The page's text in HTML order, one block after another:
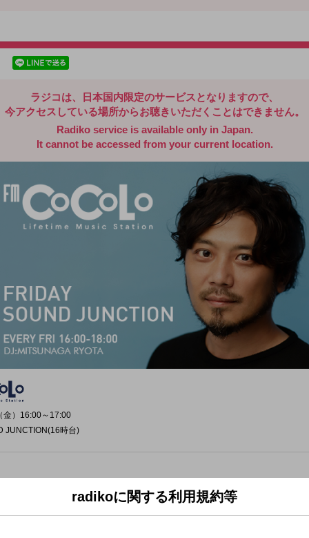
ラジコは、日本国内限定のサービスとなりますので、
今アクセスしている場所からお聴きいただくことはできません。
Radiko service is available only in Japan.
It cannot be accessed from your current location.
金）16:00～17:00
JUNCTION(16時台)
radikoに関する利用規約等